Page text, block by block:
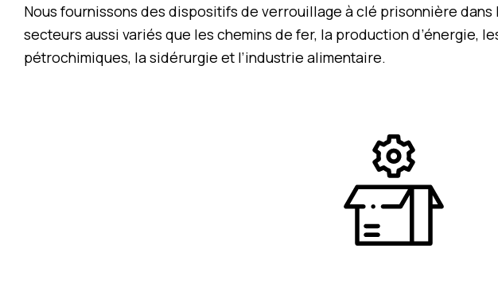
Nous fournissons des dispositifs de verrouillage à clé prisonnière dans
secteurs aussi variés que les chemins de fer, la production d’énergie,
pétrochimiques, la sidérurgie et l’industrie alimentaire.